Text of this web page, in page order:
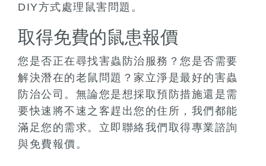
DIY方式處理鼠害問題。
取得免費的鼠患報價
您是否正在尋找害蟲防治服務？您是否需要
解決潛在的老鼠問題？家立淨是最好的害蟲
防治公司。無論您是想採取預防措施還是需
要快速將不速之客趕出您的住所，我們都能
滿足您的需求。立即聯絡我們取得專業諮詢
與免費報價。